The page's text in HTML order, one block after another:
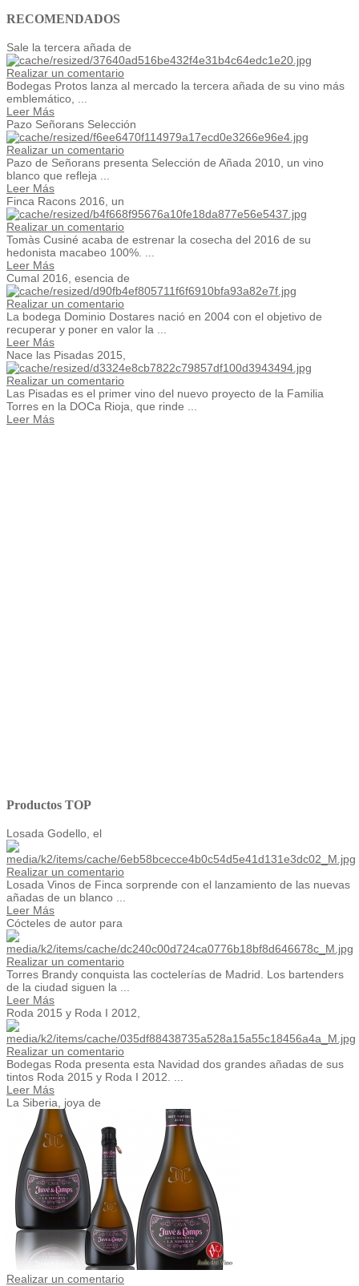
RECOMENDADOS
Sale la tercera añada de
Realizar un comentario
Bodegas Protos lanza al mercado la tercera añada de su vino más
emblemático, ...
Leer Más
Pazo Señorans Selección
Realizar un comentario
Pazo de Señorans presenta Selección de Añada 2010, un vino
blanco que refleja ...
Leer Más
Finca Racons 2016, un
Realizar un comentario
Tomàs Cusiné acaba de estrenar la cosecha del 2016 de su
hedonista macabeo 100%. ...
Leer Más
Cumal 2016, esencia de
Realizar un comentario
La bodega Dominio Dostares nació en 2004 con el objetivo de
recuperar y poner en valor la ...
Leer Más
Nace las Pisadas 2015,
Realizar un comentario
Las Pisadas es el primer vino del nuevo proyecto de la Familia
Torres en la DOCa Rioja, que rinde ...
Leer Más
Productos TOP
Losada Godello, el
Realizar un comentario
Losada Vinos de Finca sorprende con el lanzamiento de las nuevas
añadas de un blanco ...
Leer Más
Cócteles de autor para
Realizar un comentario
Torres Brandy conquista las coctelerías de Madrid. Los bartenders
de la ciudad siguen la ...
Leer Más
Roda 2015 y Roda I 2012,
Realizar un comentario
Bodegas Roda presenta esta Navidad dos grandes añadas de sus
tintos Roda 2015 y Roda I 2012. ...
Leer Más
La Siberia, joya de
Realizar un comentario